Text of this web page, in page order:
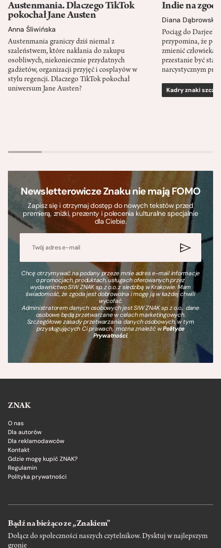
Austenmania. Dlaczego TikTok
pokochał Jane Austen
Anna Śliwińska
Austenmania graniczy dziś niemal z
szaleństwem, które nakłania do zakupu
osobliwych, niekoniecznie przydatnych
gadżetów, organizacji przyjęć i cosplayów w
stylu regencji. Dlaczego TikTok pokochał
uniwersum Jane Austen?
Indie na
Diana Dąbrowska
Pociąg do
przypomina, że
zmienić człowieka
przestanie być
narcystycznym
Kadry znaki
Newsletterowicze Znaku nie mają FOMO
Zapisz się i otrzymaj dostęp do nowych tekstów przed
premierą, zniżki, prezenty i polecenia kulturalne specjalnie
dla Ciebie.
Chcę otrzymywać na podany przeze mnie adres e-mail informacje
o promocjach, produktach, usługach oferowanych przez
wydawnictwo SIW ZNAK sp. z o.o. z siedzibą w Krakowie. Mam
świadomość, że zgoda jest dobrowolna i mogę ją w każdej chwili
wycofać.
Administratorem danych osobowych jest SIW ZNAK sp. z o.o., dane
osobowe będą przetwarzane w celach marketingowych.
Szczegółowe zasady przetwarzania danych osobowych, w tym
przysługujących Ci prawach, można znaleźć wPolityce
Prywatności.
ZNAK
O nas
Dla autorów
Dla reklamodawców
Kontakt
Gdzie mogę kupić ZNAK?
Regulamin
Polityka prywatności
Bądź na bieżąco ze „Znakiem”
Dołącz do społeczności naszych czytelnikow. Dysktuj w najlepszym
gronie